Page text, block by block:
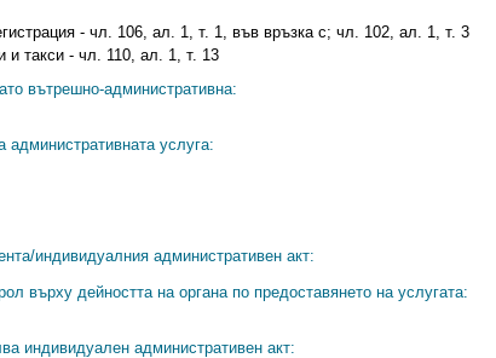
- чл. 106, ал. 1, т. 1, във връзка с; чл. 102, ал. 1, т. 3
и такси - чл. 110, ал. 1, т. 13
вътрешно-административна:
административната услуга:
индивидуалния административен акт:
върху дейността на органа по предоставянето на услугата:
индивидуален административен акт: